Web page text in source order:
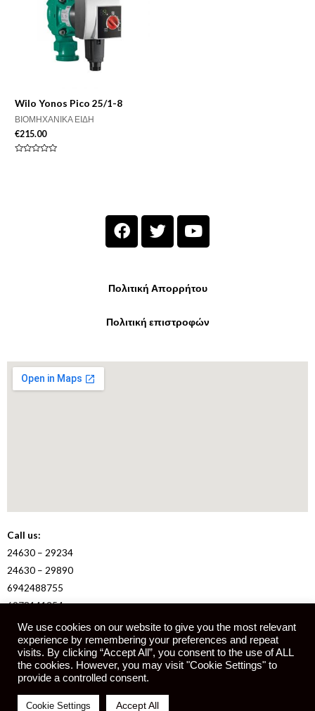
Wilo Yonos Pico 25/1-8
ΒΙΟΜΗΧΑΝΙΚΑ ΕΙΔΗ
€215.00
Πολιτική Απορρήτου
Πολιτική επιστροφών
Call us:
24630 – 29234
24630 – 29890
6942488755
6978141254
E-mail:
info@kotsidis.online
Πνευματική ιδιοκτησία © emporio-kotsidis | Powered by latade
We use cookies on our website to give you the most relevant
experience by remembering your preferences and repeat
visits. By clicking “Accept All”, you consent to the use of ALL
the cookies. However, you may visit "Cookie Settings" to
provide a controlled consent.
Cookie Settings Accept All